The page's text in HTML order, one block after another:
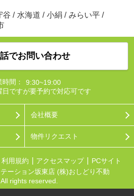
谷 / 水海道 / 小絹 / みらい平 /
でお問い合わせ
間：
9:30~19:00
日ですが要予約で対応可です
会社概要
物件リクエスト
利用規約 アクセスマップ
PCサイト
ーション坂東店 (株)おしどり不動
rights reserved.